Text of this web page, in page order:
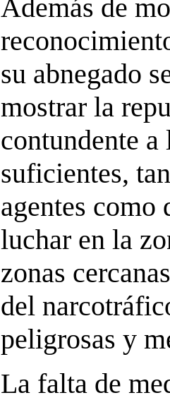
Además de
su abnegado
mostrar la
contundente
suficientes,
agentes como
luchar en la
zonas
del
peligrosas y
La falta de